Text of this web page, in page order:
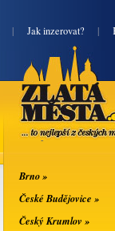
| Jak inzerovat? |
Zlatá města
... to nejlepší z
českých měst
Brno »
České Budějovice »
Český Krumlov »